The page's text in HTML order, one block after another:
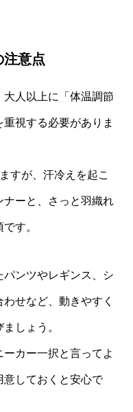
注意点
人以上に「体温調節
視する必要がありま
すが、汗冷えを起こ
ナーと、さっと羽織れ
す。
ンツやレギンス、シ
せなど、動きやすく
しょう。
カー一択と言ってよ
意しておくと安心で